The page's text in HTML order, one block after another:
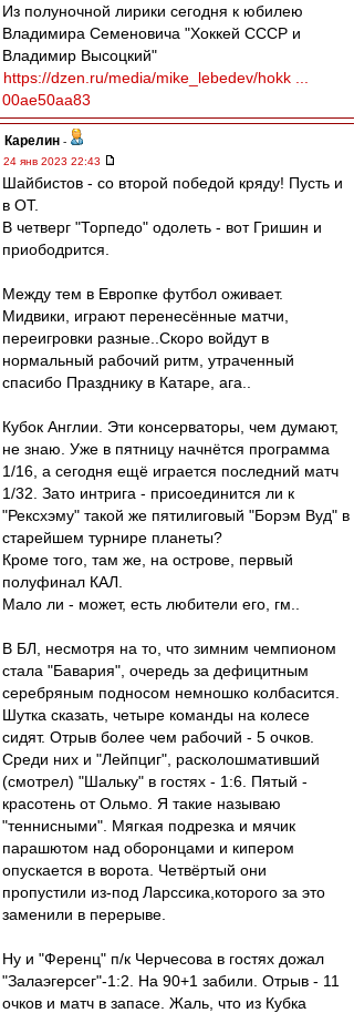
Из полуночной лирики сегодня к юбилею
Владимира Семеновича "Хоккей СССР и
Владимир Высоцкий"
https://dzen.ru/media/mike_lebedev/hokk ...
00ae50aa83
Карелин -
24 янв 2023 22:43
Шайбистов - со второй победой кряду! Пусть и
в ОТ.
В четверг "Торпедо" одолеть - вот Гришин и
приободрится.
Между тем в Европке футбол оживает.
Мидвики, играют перенесённые матчи,
переигровки разные..Скоро войдут в
нормальный рабочий ритм, утраченный
спасибо Празднику в Катаре, ага..
Кубок Англии. Эти консерваторы, чем думают,
не знаю. Уже в пятницу начнётся программа
1/16, а сегодня ещё играется последний матч
1/32. Зато интрига - присоединится ли к
"Рексхэму" такой же пятилиговый "Борэм Вуд" в
старейшем турнире планеты?
Кроме того, там же, на острове, первый
полуфинал КАЛ.
Мало ли - может, есть любители его, гм..
В БЛ, несмотря на то, что зимним чемпионом
стала "Бавария", очередь за дефицитным
серебряным подносом немношко колбасится.
Шутка сказать, четыре команды на колесе
сидят. Отрыв более чем рабочий - 5 очков.
Среди них и "Лейпциг", расколошмативший
(смотрел) "Шальку" в гостях - 1:6. Пятый -
красотень от Ольмо. Я такие называю
"теннисными". Мягкая подрезка и мячик
парашютом над оборонцами и кипером
опускается в ворота. Четвёртый они
пропустили из-под Ларссика,которого за это
заменили в перерыве.
Ну и "Ференц" п/к Черчесова в гостях дожал
"Залаэгерсег"-1:2. На 90+1 забили. Отрыв - 11
очков и матч в запасе. Жаль, что из Кубка